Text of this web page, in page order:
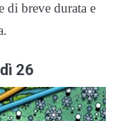
di breve durata e
26